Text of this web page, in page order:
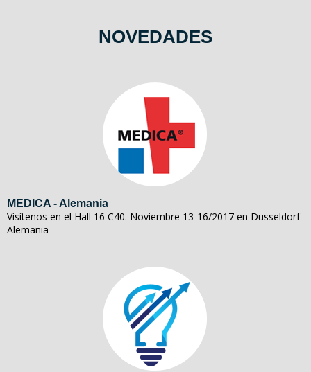
NOVEDADES
MEDICA - Alemania
Visítenos en el Hall 16 C40. Noviembre 13-16/2017 en Dusseldorf
Alemania